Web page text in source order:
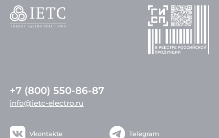
+7 (800) 550-86-87
info@ietc-electro.ru
Vkontakte Telegram